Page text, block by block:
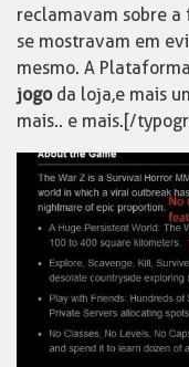
reclamavam sobre a
se mostravam em
mesmo. A
jogo da loja, e mais
mais.. e mais.[/